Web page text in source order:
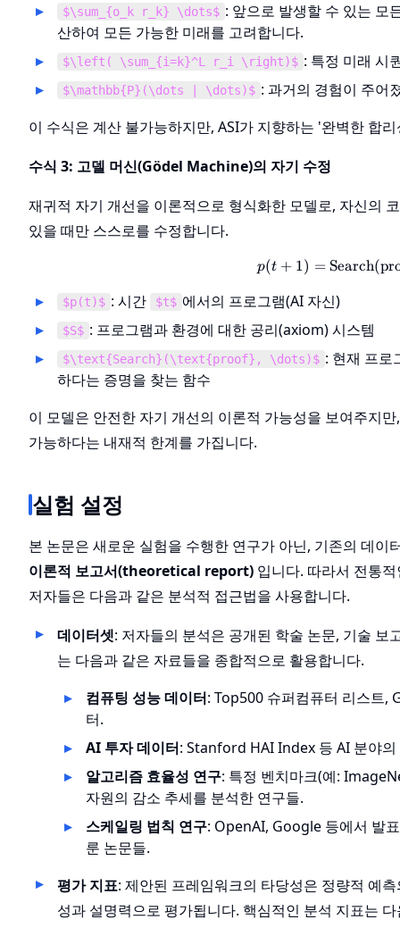
$\sum_{o_k r_k} \dots$ : 앞으로 발생할 수 있는 모
산하여 모든 가능한 미래를 고려합니다.
$\left( \sum_{i=k}^L r_i \right)$ : 특정 미래 시
$\mathbb{P}(\dots | \dots)$ : 과거의 경험이 주어
이 수식은 계산 불가능하지만, ASI가 지향하는 '완벽한 합
수식 3: 고델 머신(Gödel Machine)의 자기 수정
재귀적 자기 개선을 이론적으로 형식화한 모델로, 자신의
있을 때만 스스로를 수정합니다.
p(t + 1) = Search(
$p(t)$ : 시간 $t$ 에서의 프로그램(AI 자신)
$S$ : 프로그램과 환경에 대한 공리(axiom) 시스템
$\text{Search}(\text{proof}, \dots)$ : 현재 프로
하다는 증명을 찾는 함수
이 모델은 안전한 자기 개선의 이론적 가능성을 보여주지
가능하다는 내재적 한계를 가집니다.
실험 설정
본 논문은 새로운 실험을 수행한 연구가 아닌, 기존의 데
이론적 보고서(theoretical report) 입니다. 따라서 전통
저자들은 다음과 같은 분석적 접근법을 사용합니다.
데이터셋: 저자들의 분석은 공개된 학술 논문, 기술
는 다음과 같은 자료들을 종합적으로 활용합니다.
컴퓨팅 성능 데이터: Top500 슈퍼컴퓨터 리스트,
터.
AI 투자 데이터: Stanford HAI Index 등 AI 분야
알고리즘 효율성 연구: 특정 벤치마크(예:
자원의 감소 추세를 분석한 연구들.
스케일링 법칙 연구: OpenAI, Google 등에서 발
룬 논문들.
평가 지표: 제안된 프레임워크의 타당성은 정량적 예
성과 설명력으로 평가됩니다. 핵심적인 분석 지표는